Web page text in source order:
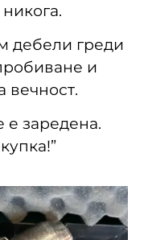
дебели греди
и
вечност.
заредена.